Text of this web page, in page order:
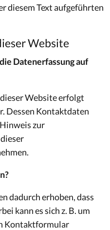
diesem Text aufgeführten
Website
Datenerfassung auf
Website erfolgt
Dessen Kontaktdaten
zur
dadurch erhoben, dass
kann es sich z. B. um
Kontaktformular